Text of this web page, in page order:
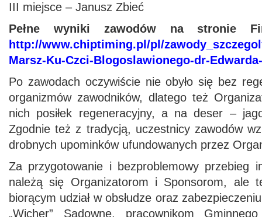
III miejsce – Janusz Zbieć
Pełne wyniki zawodów na stronie
http://www.chiptiming.pl/pl/
Marsz-Ku-Czci-Blogoslawionego-dr-
Po zawodach oczywiście nie obyło się bez
organizmów zawodników, dlatego też
nich posiłek regeneracyjny, a na deser –
Zgodnie też z tradycją, uczestnicy zawodów
drobnych upominków ufundowanych przez
Za przygotowanie i bezproblemowy przebieg
należą się Organizatorom i Sponsorom, ale
biorącym udział w obsłudze oraz
„Wicher” Sadowne, pracownikom